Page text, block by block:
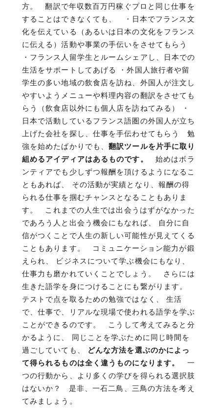
方。 翻訳で年収数百万円稼ぐプロと同じ仕事を
することはできなくても、 ・日本でフランス文
化を伝えている（あるいは日本の文化をフランス
に伝える）活動や事業の手伝いをさせてもらう
・フランス人留学生とルームシェアし、日本での
生活をサポートしてあげる ・外国人旅行者や留
学生の多い地域の飲食店を訪ね、外国人が注文し
やすいようメニューや料理内容の翻訳をさせても
らう（飲食店以外にも個人店を訪ねてみる） ・
日本で活動しているフランス語圏の外国人が立ち
上げた会社を探し、仕事を手伝わせてもらう 勉
強を始めたばかりでも、翻訳ツールを片手に取り
組めるアイディアはあるものです。
始めはボラ
ンティアでも少しずつ報酬を頂けるようになるこ
ともあれば、 その活動が実績となり、報酬の得
られる仕事を掴むチャンスとなることもありま
す。 これまでの人生では出会うはずがなかった
であろう人と出会う機会にもなれば、 自分に自
信がつくことで人生の新しい可能性が見えてくる
こともあります。 コミュニケーション能力が鍛
えられ、 ビジネスについて学ぶ機会にもなり、
仕事力も磨かれていくことでしょう。 さらには
生きた語学を身につけることにも繋がります。
テストで点を取るための勉強ではなく、 生活
で、仕事で、リアルな現場で使われる語学を学ぶ
ことができるのです。 こうして考えてみると分
かるように、 同じことを学ぶために同じ時間を
過ごしていても、
どんな方法を選ぶのかによっ
て得られるものは全く違うものになります。
一
つの行動から、より多くの学びを得られる選択肢
はないか？ 是非、一石二鳥、三鳥の方法を考え
てみましょう。